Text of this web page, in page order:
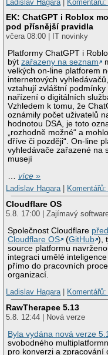
Ladislav Hagara
Komentářů:
EK: ChatGPT i Roblox
pod přísnější pravidla
včera 08:00 | IT novinky
Platformy ChatGPT i
býtzařazeny na seznam
velkých on-line platforem
internetových
vztahují zvláštní podmínky
nařízení o digitálních
Vzhledem k tomu, že
oznámily počet uživatelů
hodnotou DSA, je toto
„rozhodně možné“ a
dříve či později“. On-line
vyhledávače zařazené na
musejí
…více »
Ladislav Hagara| Komentářů:
Cloudflare OS
5.8. 17:00 | Zajímavý
Společnost Cloudflare
Cloudflare OS
(GitHub ),
source platformu
integraci umělé
přímo do pracovních
organizací.
Ladislav Hagara| Komentářů:
RawTherapee 5.13
5.8. 12:44 | Nová verze
Byla vydána nová verze
svobodného
pro konverzi a zpracování